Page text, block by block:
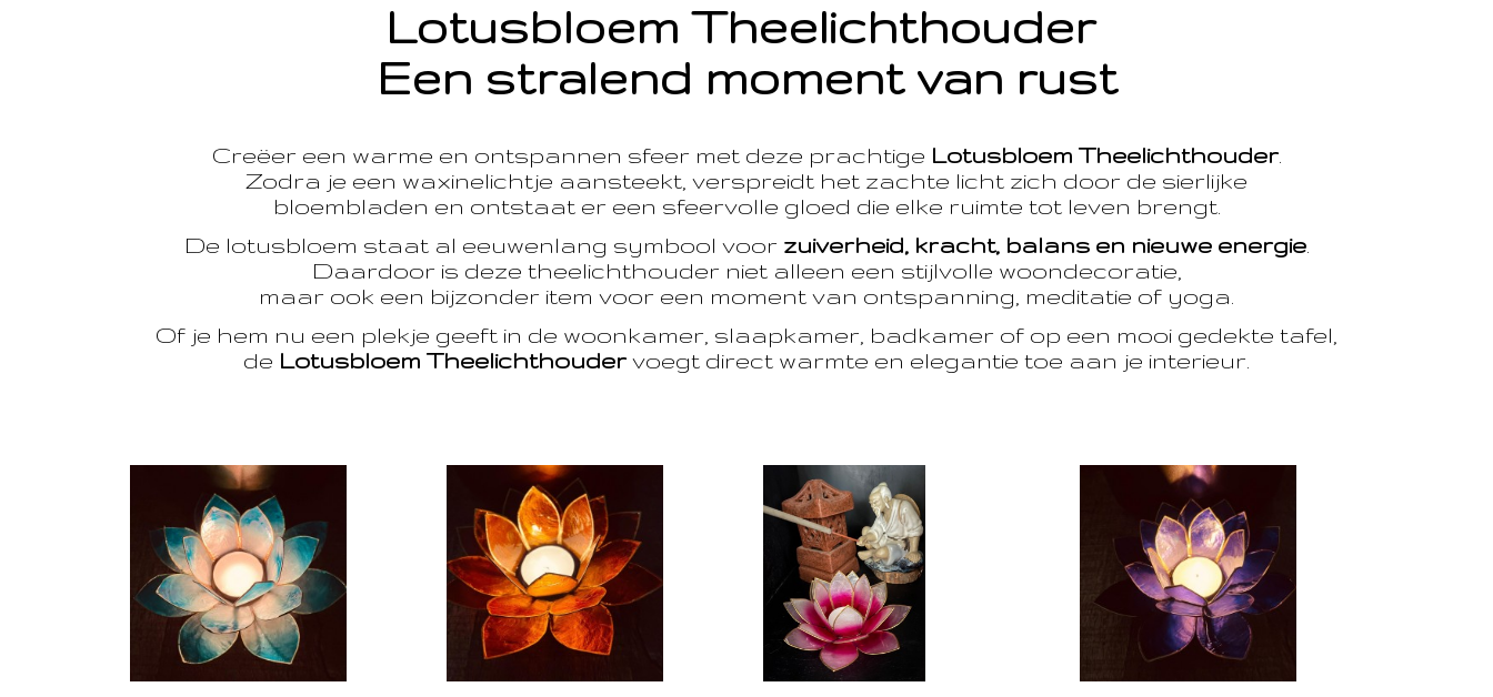
Lotusbloem Theelichthouder
Een stralend moment van rust
Creëer een warme en ontspannen sfeer met deze prachtige Lotusbloem Theelichthouder.
Zodra je een waxinelichtje aansteekt, verspreidt het zachte licht zich door de sierlijke
bloembladen en ontstaat er een sfeervolle gloed die elke ruimte tot leven brengt.
De lotusbloem staat al eeuwenlang symbool voor zuiverheid, kracht, balans en nieuwe energie.
Daardoor is deze theelichthouder niet alleen een stijlvolle woondecoratie,
maar ook een bijzonder item voor een moment van ontspanning, meditatie of yoga.
Of je hem nu een plekje geeft in de woonkamer, slaapkamer, badkamer of op een mooi gedekte tafel,
de Lotusbloem Theelichthouder voegt direct warmte en elegantie toe aan je interieur.